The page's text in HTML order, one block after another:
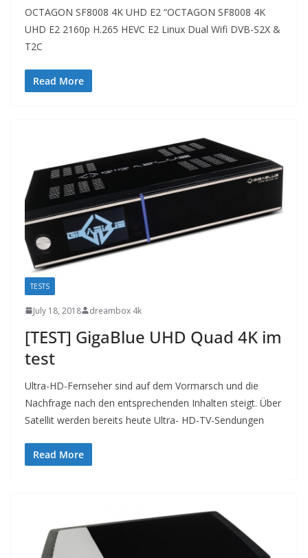
OCTAGON SF8008 4K UHD E2 “OCTAGON SF8008 4K
UHD E2 2160p H.265 HEVC E2 Linux Dual Wifi DVB-S2X &
T2C
Read More
TESTS
July 18, 2018 dreambox 4k
[TEST] GigaBlue UHD Quad 4K im
test
Ultra-HD-Fernseher sind auf dem Vormarsch und die
Nachfrage nach den entsprechenden Inhalten steigt. Über
Satellit werden bereits heute Ultra- HD-TV-Sendungen
Read More